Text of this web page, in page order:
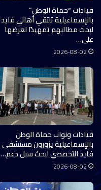
قيادات “حماة الوطن”
بالإسماعيلية تلتقي أهالي فايد
لبحث مطالبهم تمهيدًا لعرضها
على…
2026-08-02
قيادات ونواب حماة الوطن
بالإسماعيلية يزورون مستشفى
فايد التخصصي لبحث سبل دعم…
2026-08-02